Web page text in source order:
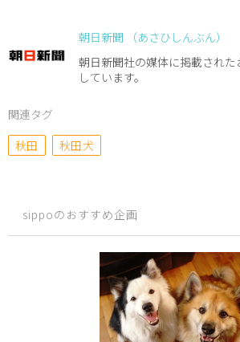
朝日新聞 （あさひしんぶん）
朝日新聞社の媒体に掲載され
しています。
関連タグ
秋田
秋田犬
sippoのおすすめ企画